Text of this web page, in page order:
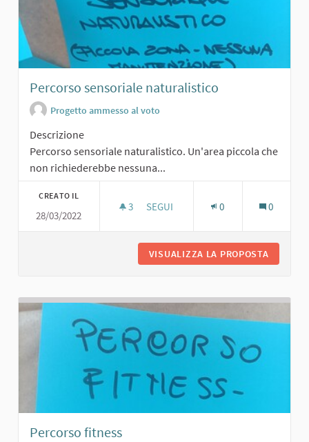
Percorso sensoriale naturalistico
Progetto ammesso al voto
Descrizione
Percorso sensoriale naturalistico. Un'area piccola che
non richiederebbe nessuna...
CREATO IL
28/03/2022
3 3 SOSTENITORI
SEGUI 0 0
VISUALIZZA LA PROPOSTA
Percorso fitness